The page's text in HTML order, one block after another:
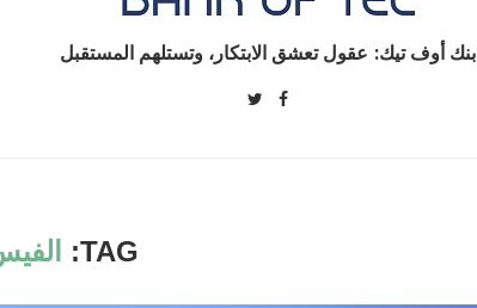
بنك أوف تيك: عقول تعشق الابتكار، وتستلهم المستقبل
TAG: